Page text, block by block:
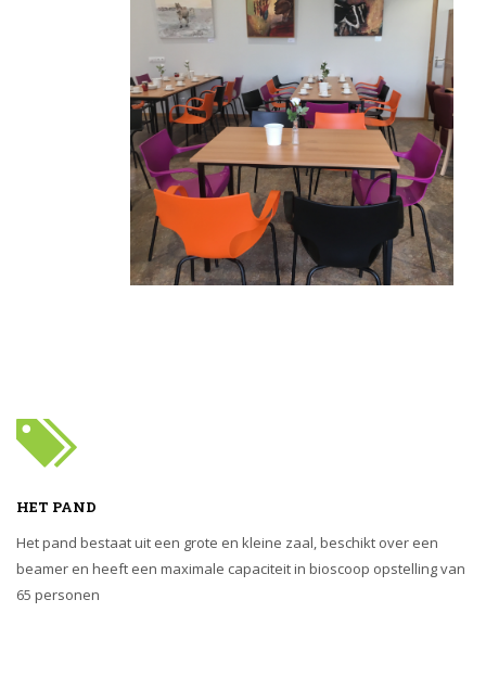
HET PAND
Het pand bestaat uit een grote en kleine zaal, beschikt over een
beamer en heeft een maximale capaciteit in bioscoop opstelling van
65 personen